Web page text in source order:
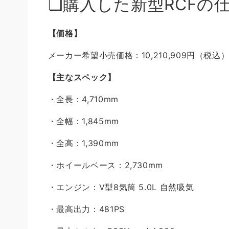
❏購入した新型RCFの
【価格】
メーカー希望小売価格：10,210,909円（税込）
【主なスペック】
・全長：4,710mm
・全幅：1,845mm
・全高：1,390mm
・ホイールベース：2,730mm
・エンジン：V型8気筒 5.0L 自然吸気
・最高出力：481PS